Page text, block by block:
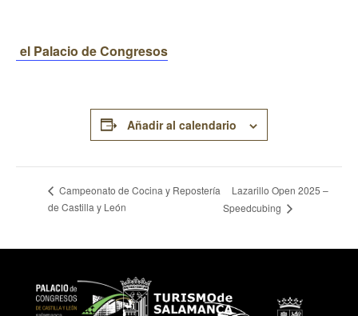
el Palacio de Congresos
Añadir al calendario
Campeonato de Cocina y Repostería
de Castilla y León
Lazarillo Open 2025 –
Speedcubing